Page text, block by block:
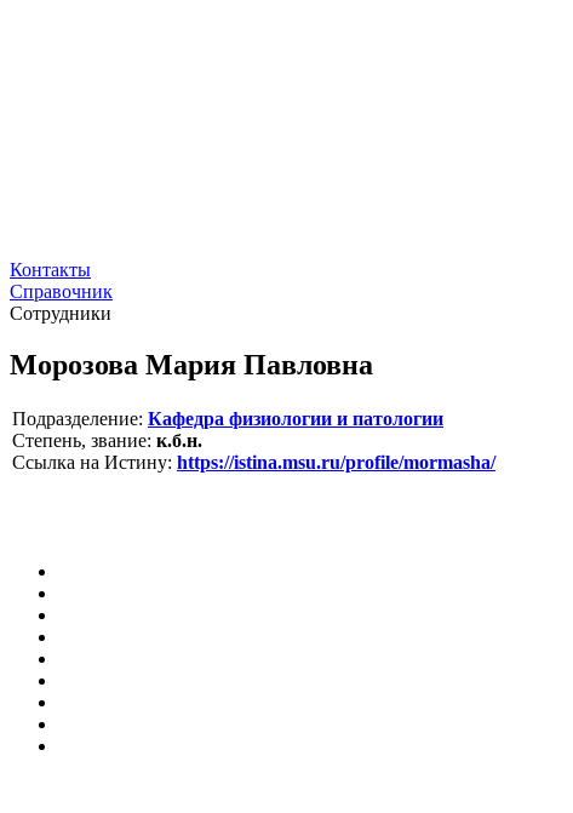
Контакты
Справочник
Сотрудники
Морозова Мария Павловна
Подразделение: Кафедра физиологии и патологии
Степень, звание: к.б.н.
Ссылка на Истину: https://istina.msu.ru/profile/mormasha/